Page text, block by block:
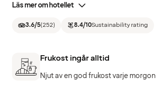
Läs mer om hotellet
3.6/5(252) 8.4/10Sustainability rating
Frukost ingår alltid
Njut av en god frukost varje morgon